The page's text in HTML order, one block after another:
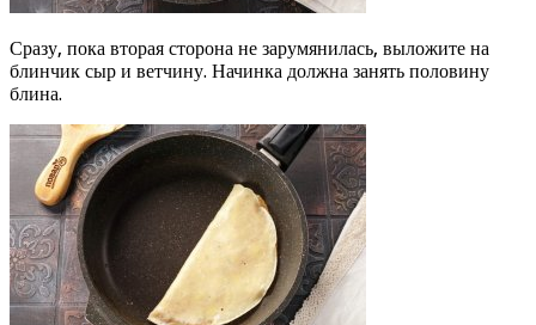
Сразу, пока вторая сторона не зарумянилась, выложите на
блинчик сыр и ветчину. Начинка должна занять половину
блина.